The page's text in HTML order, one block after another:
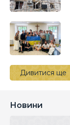
Дивитися ще
Новини